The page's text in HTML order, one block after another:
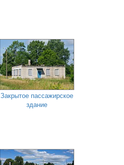
Закрытое пассажирское
здание